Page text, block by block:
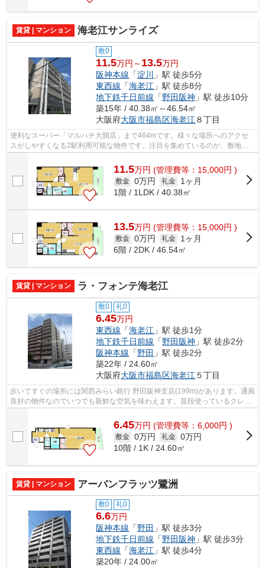
賃貸 | マンション 海老江サンライズ
敷0
11.5万円～ 13.5万円
阪神本線 「淀川
」駅 徒歩5分
東西線 「海老江 」駅 徒歩8分
地下鉄千日前線 「野田阪神 」駅 徒歩10分
築15年 / 40.38㎡～46.54㎡
大阪府大阪市福島区海老江 ８丁目
便利なスーパー「マルハチ大開店」まで464mです。様々な場所へのアクセ
スがしやすくなる2駅利用可能な物件です。注目を集めているのが、敷地内
ごみ置き場のある物件です。築年数にもこ...
11.5万円 (管理費等：15,000円 )
敷金 0万円 礼金
1ヶ月
1階 / 1LDK / 40.38㎡
13.5万円 (管理費等：15,000円 )
敷金 0万円 礼金
1ヶ月
6階 / 2DK / 46.54㎡
賃貸 | マンション ラ・フォンテ海老江
敷0 礼0
6.45万円
東西線 「海老江 」駅 徒歩1分
地下鉄千日前線 「野田阪神 」駅 徒歩2分
阪神本線 「野田 」駅 徒歩2分
築22年 / 24.60㎡
大阪府大阪市福島区海老江 ５丁目
歩いてすぐの場所には関西みらい銀行 野田阪神支店(199m)があります。通風
良好の物件なのでいつでも新鮮な空気を味わえます。普段使っているクレジ
ットで、初期費用のカード決済が可能...
6.45万円 (管理費等：6,000円 )
敷金 0万円 礼金 0万円
10階 / 1K / 24.60㎡
賃貸 | マンション アーバンフラッツ鷺洲
敷0 礼0
6.6万円
阪神本線 「野田 」駅 徒歩3分
地下鉄千日前線 「野田阪神 」駅 徒歩3分
東西線 「海老江 」駅 徒歩4分
築20年 / 24.00㎡